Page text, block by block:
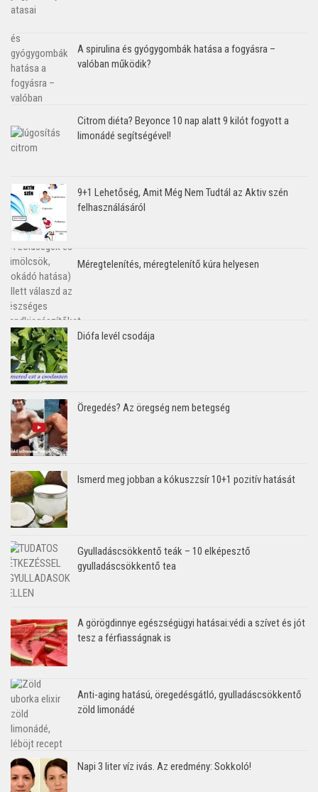
A spirulina és gyógygombák hatása a fogyásra –
valóban működik?
Citrom diéta? Beyonce 10 nap alatt 9 kilót fogyott a
limonádé segítségével!
9+1 Lehetőség, Amit Még Nem Tudtál az Aktiv szén
felhasználásáról
Méregtelenítés, méregtelenítő kúra helyesen
Diófa levél csodája
Öregedés? Az öregség nem betegség
Ismerd meg jobban a kókuszzsír 10+1 pozitív hatását
Gyulladáscsökkentő teák – 10 elképesztő
gyulladáscsökkentő tea
A görögdinnye egészségügyi hatásai:védi a szívet és jót
tesz a férfiasságnak is
Anti-aging hatású, öregedésgátló, gyulladáscsökkentő
zöld limonádé
Napi 3 liter víz ivás. Az eredmény: Sokkoló!